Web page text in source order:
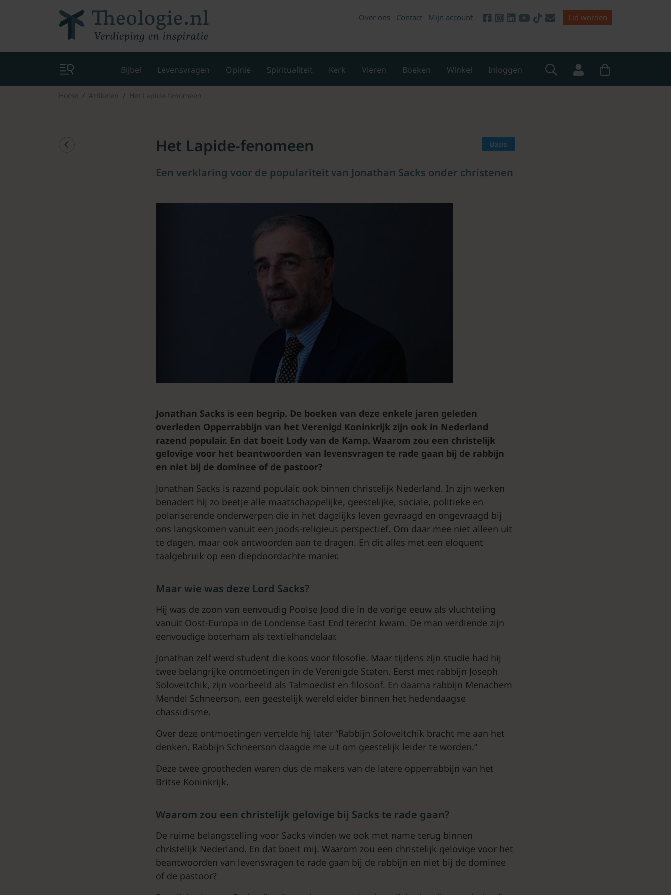
Over ons Contact Mijn account Lid worden
Bijbel Levensvragen Opinie Spiritualiteit Kerk Vieren Boeken Winkel Inloggen
Home Artikelen Het Lapide-fenomeen
Basis
Het Lapide-fenomeen
Een verklaring voor de populariteit van Jonathan Sacks onder christenen
Jonathan Sacks is een begrip. De boeken van deze enkele jaren geleden
overleden Opperrabbijn van het Verenigd Koninkrijk zijn ook in Nederland
razend populair. En dat boeit Lody van de Kamp. Waarom zou een christelijk
gelovige voor het beantwoorden van levensvragen te rade gaan bij de rabbijn
en niet bij de dominee of de pastoor?
Jonathan Sacks is razend populair, ook binnen christelijk Nederland. In zijn werken
benadert hij zo beetje alle maatschappelijke, geestelijke, sociale, politieke en
polariserende onderwerpen die in het dagelijks leven gevraagd en ongevraagd bij
ons langskomen vanuit een Joods-religieus perspectief. Om daar mee niet alleen uit
te dagen, maar ook antwoorden aan te dragen. En dit alles met een eloquent
taalgebruik op een diepdoordachte manier.
Maar wie was deze Lord Sacks?
Hij was de zoon van eenvoudig Poolse Jood die in de vorige eeuw als vluchteling
vanuit Oost-Europa in de Londense East End terecht kwam. De man verdiende zijn
eenvoudige boterham als textielhandelaar.
Jonathan zelf werd student die koos voor filosofie. Maar tijdens zijn studie had hij
twee belangrijke ontmoetingen in de Verenigde Staten. Eerst met rabbijn Joseph
Soloveitchik, zijn voorbeeld als Talmoedist en filosoof. En daarna rabbijn Menachem
Mendel Schneerson, een geestelijk wereldleider binnen het hedendaagse
chassidisme.
Over deze ontmoetingen vertelde hij later “Rabbijn Soloveitchik bracht me aan het
denken. Rabbijn Schneerson daagde me uit om geestelijk leider te worden.”
Deze twee grootheden waren dus de makers van de latere opperrabbijn van het
Britse Koninkrijk.
Waarom zou een christelijk gelovige bij Sacks te rade gaan?
De ruime belangstelling voor Sacks vinden we ook met name terug binnen
christelijk Nederland. En dat boeit mij. Waarom zou een christelijk gelovige voor het
beantwoorden van levensvragen te rade gaan bij de rabbijn en niet bij de dominee
of de pastoor?